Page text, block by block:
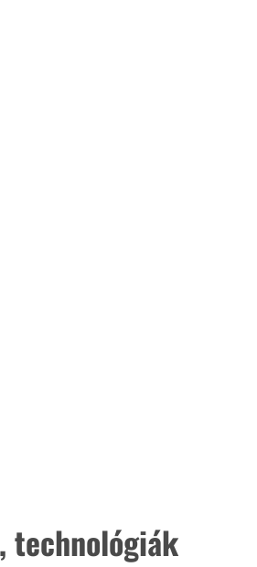
technológiák